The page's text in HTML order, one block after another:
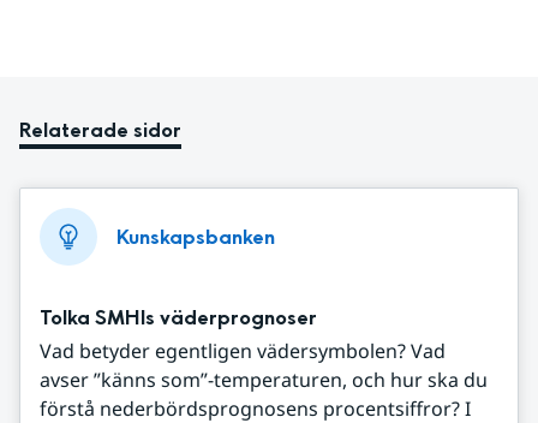
Relaterade sidor
Kunskapsbanken
Tolka SMHIs väderprognoser
Vad betyder egentligen vädersymbolen? Vad
avser ”känns som”-temperaturen, och hur ska du
förstå nederbördsprognosens procentsiffror? I